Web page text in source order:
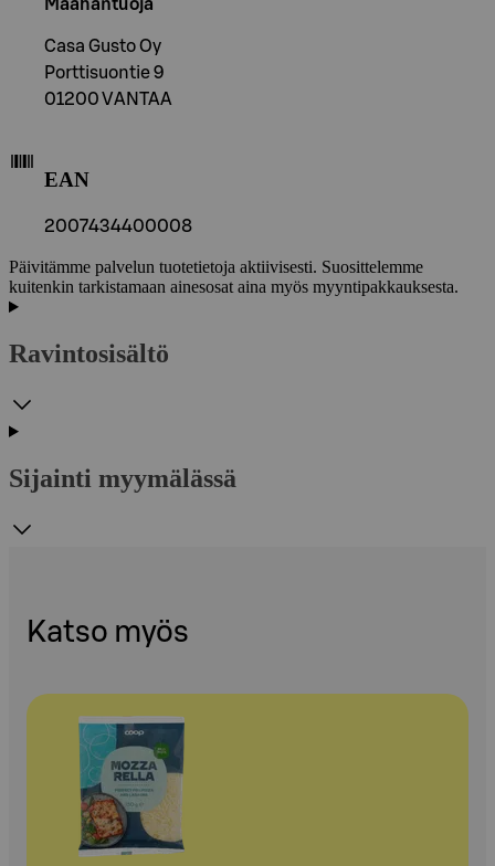
Maahantuoja
Casa Gusto Oy
Porttisuontie 9
01200 VANTAA
EAN
2007434400008
Päivitämme palvelun tuotetietoja aktiivisesti. Suosittelemme
kuitenkin tarkistamaan ainesosat aina myös myyntipakkauksesta.
Ravintosisältö
Sijainti myymälässä
Katso myös